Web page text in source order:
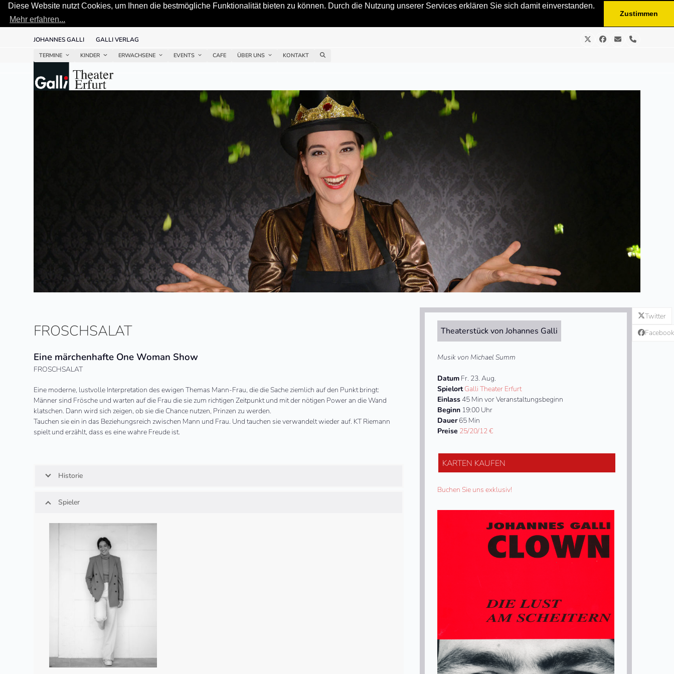
Diese Website nutzt Cookies, um Ihnen die bestmögliche Funktionalität bieten zu können. Durch die Nutzung unserer Services erklären Sie sich damit einverstanden.
Mehr erfahren...
Zustimmen
JOHANNES GALLI GALLI VERLAG TwitterFacebook
E- Telefon
TERMINE KINDER ERWACHSENE EVENTS CAFE ÜBER UNS KONTAKT
FROSCHSALAT
Eine märchenhafte One Woman Show
FROSCHSALAT
Eine moderne, lustvolle Interpretation des ewigen Themas Mann-Frau, die die Sache ziemlich auf den Punkt bringt:
Männer sind Frösche und warten auf die Frau die sie zum richtigen Zeitpunkt und mit der nötigen Power an die Wand
klatschen. Dann wird sich zeigen, ob sie die Chance nutzen, Prinzen zu werden.
Tauchen sie ein in das Beziehungsreich zwischen Mann und Frau. Und tauchen sie verwandelt wieder auf. KT Riemann
spielt und erzählt, dass es eine wahre Freude ist.
Historie
Spieler
Theaterstück von Johannes Galli
Musik von Michael Summ
Datum Fr. 23. Aug.
Spielort Galli Theater Erfurt
Einlass 45 Min vor Veranstaltungsbeginn
Beginn 19:00 Uhr
Dauer65 Min
Preise 25/20/12 €
KARTEN KAUFEN
Buchen Sie uns exklusiv!
Twitter